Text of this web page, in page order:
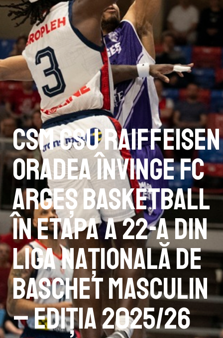
CSM CSU Raiffeisen
Oradea învinge FC
Argeș Basketball
în etapa a 22-a din
Liga Națională de
baschet masculin
– ediția 2025/26